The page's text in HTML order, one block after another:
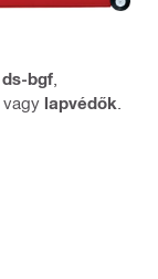
ds-bgf
vagy lapvédők